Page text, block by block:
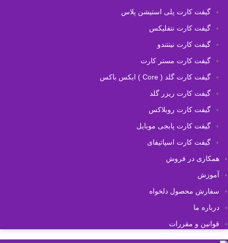
گیفت کارت پلی استیشن پلاس
گیفت کارت نتفلیکس
گیفت کارت نینتندو
گیفت کارت مستر کارت
گیفت کارت گلد ( Core ) ایکس باکس
گیفت کارت ریزر گلد
گیفت کارت روبلاکس
گیفت کارت پابجی موبایل
گیفت کارت اسپاتیفای
همکاری در فروش
آموزش
سفارش محصول دلخواه
درباره ما
قوانین و مقررات